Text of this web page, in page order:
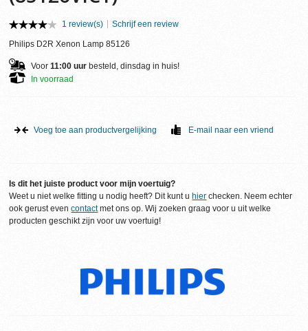
1 review(s) Schrijf een review
Philips D2R Xenon Lamp 85126
Voor11:00 uur besteld, dinsdag in huis!
In voorraad
Voeg toe aan productvergelijking E-mail naar een vriend
Is dit het juiste product voor mijn voertuig?
Weet u niet welke fitting u nodig heeft? Dit kunt u hier checken. Neem echter
ook gerust evencontactmet ons op. Wij zoeken graag voor u uit welke
producten geschikt zijn voor uw voertuig!